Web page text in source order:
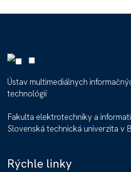
■
Ústav multimediálnych
technológií
Fakulta elektrotechniky a
Slovenská technická univerzita v
Rýchle linky